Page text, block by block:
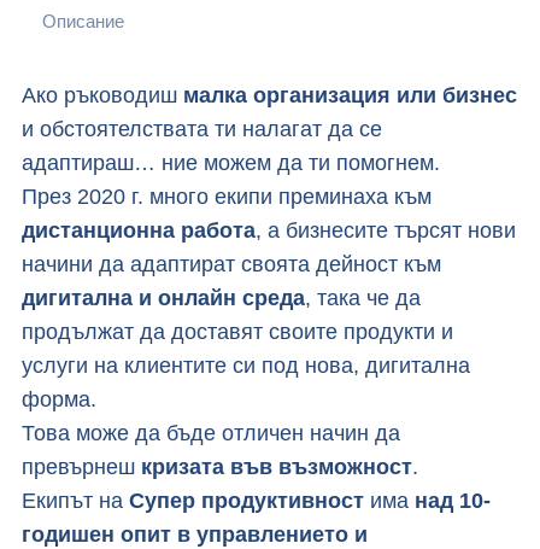
Описание
Ако ръководиш малка организация или бизнес
и обстоятелствата ти налагат да се
адаптираш… ние можем да ти помогнем.
През 2020 г. много екипи преминаха към
дистанционна работа, а бизнесите търсят нови
начини да адаптират своята дейност към
дигитална и онлайн среда, така че да
продължат да доставят своите продукти и
услуги на клиентите си под нова, дигитална
форма.
Това може да бъде отличен начин да
превърнеш кризата във възможност.
Екипът на Супер продуктивност има над 10-
годишен опит в управлението и